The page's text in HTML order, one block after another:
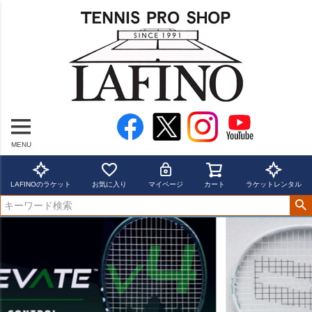
MENU
LAFINOのラケット お気に入り マイページ カート ラケットレンタル